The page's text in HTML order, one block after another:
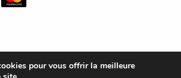
pour vous offrir la meilleure